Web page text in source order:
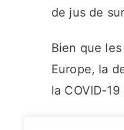
de jus de
Bien que
Europe, la
la COVID-